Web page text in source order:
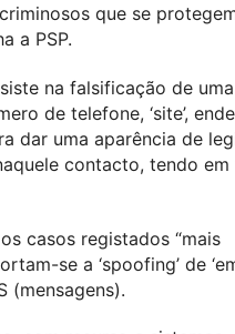
que se
a PSP.
na falsificação de
de telefone, ‘site’,
dar uma aparência de
contacto, tendo em
casos registados “mais
se a ‘spoofing’ de
(mensagens).